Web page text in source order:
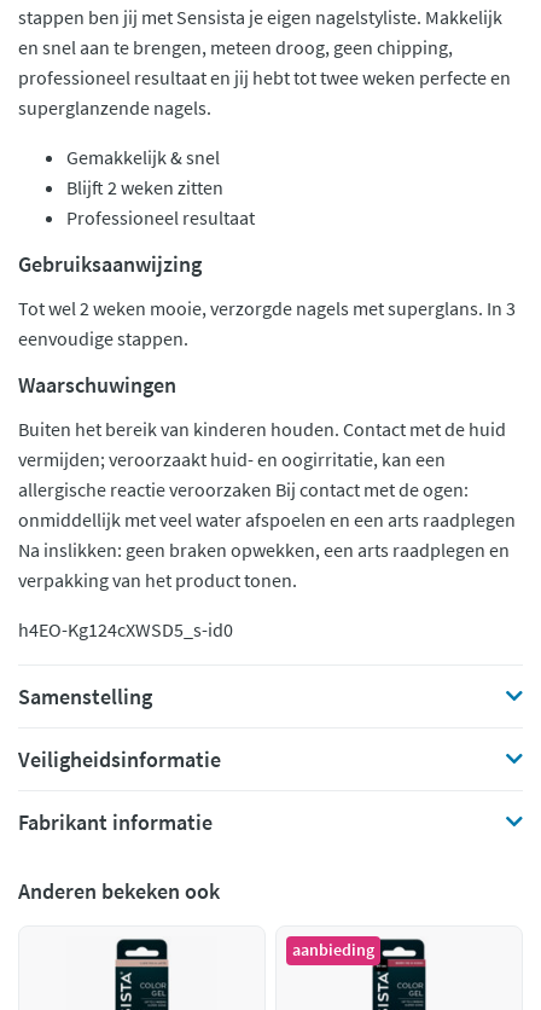
stappen ben jij met Sensista je eigen nagelstyliste. Makkelijk
en snel aan te brengen, meteen droog, geen chipping,
professioneel resultaat en jij hebt tot twee weken perfecte en
superglanzende nagels.
Gemakkelijk & snel
Blijft 2 weken zitten
Professioneel resultaat
Gebruiksaanwijzing
Tot wel 2 weken mooie, verzorgde nagels met superglans. In 3
eenvoudige stappen.
Waarschuwingen
Buiten het bereik van kinderen houden. Contact met de huid
vermijden; veroorzaakt huid- en oogirritatie, kan een
allergische reactie veroorzaken Bij contact met de ogen:
onmiddellijk met veel water afspoelen en een arts raadplegen
Na inslikken: geen braken opwekken, een arts raadplegen en
verpakking van het product tonen.
h4EO-Kg124cXWSD5_s-id0
Samenstelling
Veiligheidsinformatie
Fabrikant informatie
Anderen bekeken ook
aanbieding